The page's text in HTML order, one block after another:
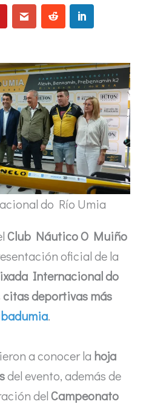
do Río Umia
Club Náutico O Muiño
oficial de la
Internacional do
citas deportivas más
.
a conocer la hoja
del evento, además de
delCampeonato